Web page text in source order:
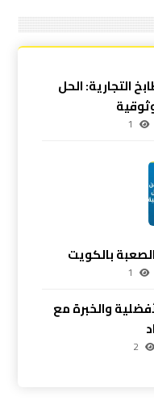
التجارية: الحل
1
بالكويت
1
والخبرة مع
2